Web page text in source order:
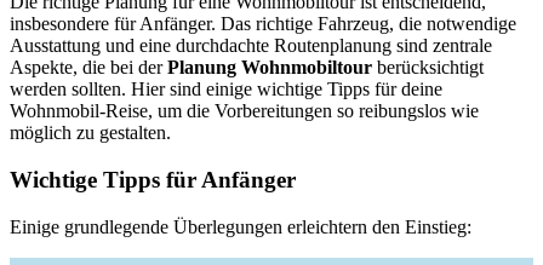
insbesondere für Anfänger. Das richtige Fahrzeug, die notwendige
Ausstattung und eine durchdachte Routenplanung sind zentrale
Aspekte, die bei derPlanung Wohnmobiltour berücksichtigt
werden sollten. Hier sind einige wichtige Tipps für deine
Wohnmobil-Reise, um die Vorbereitungen so reibungslos wie
möglich zu gestalten.
Wichtige Tipps für Anfänger
Einige grundlegende Überlegungen erleichtern den Einstieg: